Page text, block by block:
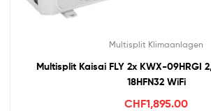
Multisplit Klimaanlagen
Multisplit Kaisai FLY 2x KWX-09HRGI
18HFN32 WiFi
CHF1,895.00